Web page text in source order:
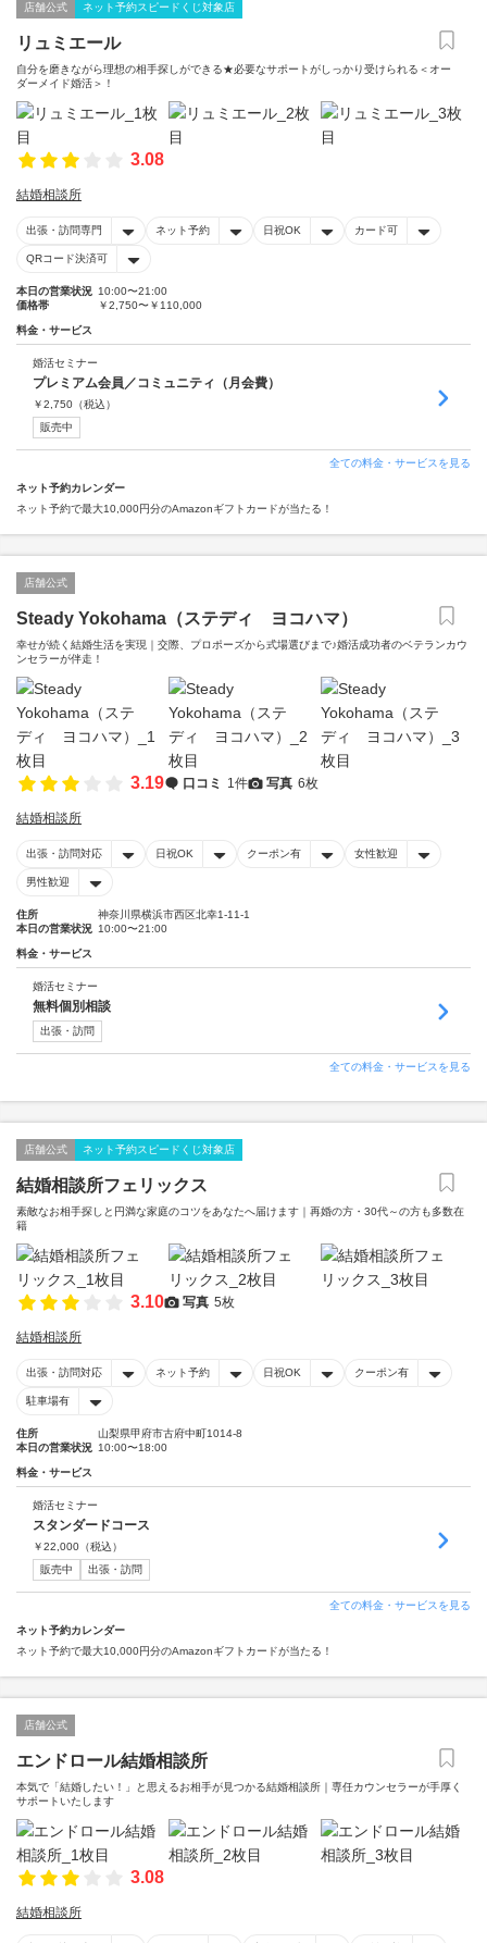
店舗公式 ネット予約スピードくじ対象店
リュミエール
自分を磨きながら理想の相手探しができる★必要なサポートがしっかり受けられる＜オー
ダーメイド婚活＞！
3.08
結婚相談所
出張・訪問専門 ネット予約 日祝OK カード可
QRコード決済可
本日の営業状況 10:00〜21:00
価格帯
￥2,750〜￥110,000
料金・サービス
婚活セミナー
プレミアム会員／コミュニティ（月会費）
￥2,750 （税込）
販売中
全ての料金・サービスを見る
ネット予約カレンダー
ネット予約で最大10,000円分のAmazonギフトカードが当たる！
店舗公式
Steady Yokohama（ステディ ヨコハマ）
幸せが続く結婚生活を実現｜交際、プロポーズから式場選びまで♪婚活成功者のベテランカウ
ンセラーが伴走！
3.19 口コミ 1件 写真 6枚
結婚相談所
出張・訪問対応 日祝OK クーポン有 女性歓迎
男性歓迎
住所
神奈川県横浜市西区北幸1-11-1
本日の営業状況 10:00〜21:00
料金・サービス
婚活セミナー
無料個別相談
出張・訪問
全ての料金・サービスを見る
店舗公式 ネット予約スピードくじ対象店
結婚相談所フェリックス
素敵なお相手探しと円満な家庭のコツをあなたへ届けます｜再婚の方・30代～の方も多数在
籍
3.10 写真 5枚
結婚相談所
出張・訪問対応 ネット予約 日祝OK クーポン有
駐車場有
住所
山梨県甲府市古府中町1014-8
本日の営業状況 10:00〜18:00
料金・サービス
婚活セミナー
スタンダードコース
￥22,000 （税込）
販売中
出張・訪問
全ての料金・サービスを見る
ネット予約カレンダー
ネット予約で最大10,000円分のAmazonギフトカードが当たる！
店舗公式
エンドロール結婚相談所
本気で「結婚したい！」と思えるお相手が見つかる結婚相談所｜専任カウンセラーが手厚く
サポートいたします
3.08
結婚相談所